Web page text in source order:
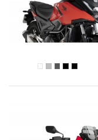
Przezroczysty (W)
LekkoMocno
Czarny (N)